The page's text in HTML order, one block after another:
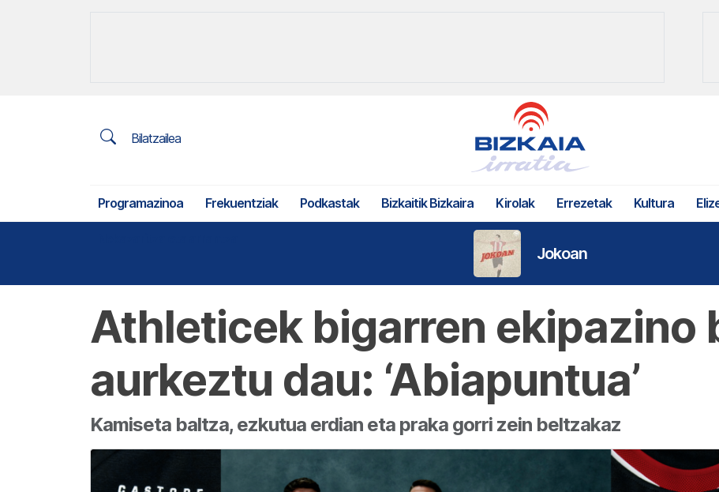
Bilatzailea
Programazinoa Frekuentziak Podkastak Bizkaitik Bizkaira Kirolak Errezetak Kultura
Jokoan
Athleticek bigarren ekipazino
aurkeztu dau: ‘Abiapuntua’
Kamiseta baltza, ezkutua erdian eta praka gorri zein beltzakaz